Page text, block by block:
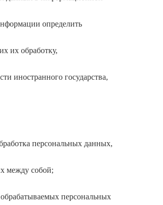
определить
их обработку,
иностранного государства,
персональных данных,
между собой;
персональных